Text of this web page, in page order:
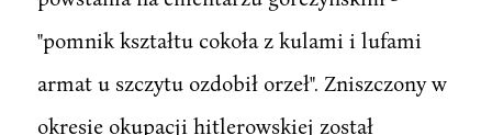
"pomnik kształtu cokoła z kulami i lufami
armat u szczytu ozdobił orzeł". Zniszczony w
okresie okupacji hitlerowskiej został